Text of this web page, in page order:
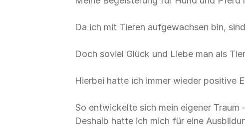
Da ich mit Tieren aufgewachsen bin,
Doch soviel Glück und Liebe man als
Hierbei hatte ich immer wieder positive
So entwickelte sich mein eigener
Deshalb hatte ich mich für eine